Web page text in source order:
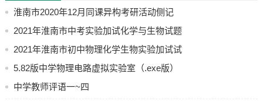
动，以此来提高动手能力和解决问题的能力，在琨辉职高
论知识转变为实际能力。
3.跟随科技不断发展的态势，理科专业于多个领域存在广泛应
用的情况，学生需要关注行业动态，进而去了解以后的职业
趋势，以此知晓行业趋势与就业前景。
淮南市2020年12月同课异构考研活动侧记
2021年淮南市中考实验加试化学与生物试题
及其视频参考
2021年淮南市初中物理化学生物实验加试试
题与评分标准
5.82版中学物理电路虚拟实验室（.exe版）
中学教师评语一~四